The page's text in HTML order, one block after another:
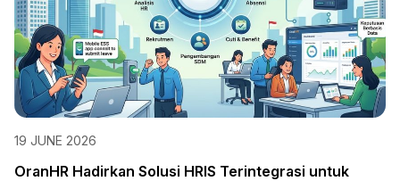
19 JUNE 2026
OranHR Hadirkan Solusi HRIS Terintegrasi untuk